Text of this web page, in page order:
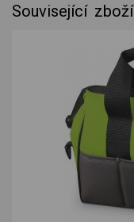
Související zboží